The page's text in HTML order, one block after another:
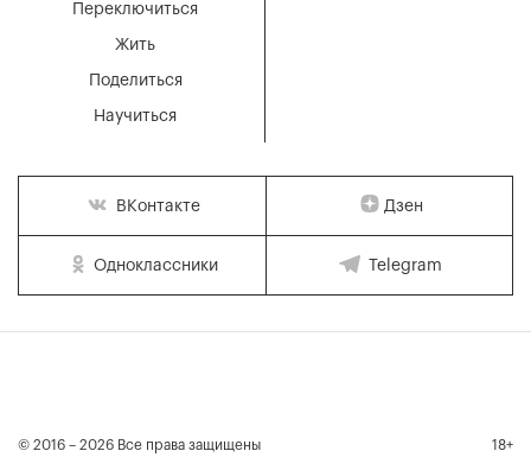
Переключиться
Жить
Поделиться
Научиться
ВКонтакте Дзен
Одноклассники Telegram
© 2016 – 2026 Все права защищены 18+